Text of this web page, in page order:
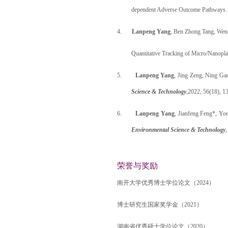
dependent Adverse Outcome Pathways.
4. Lanpeng Yang, Ben Zhong Tang,
Quantitative Tracking of Micro/
5. Lanpeng Yang, Jing Zeng, Ning
Science & Technology,2022, 56(18),
6. Lanpeng Yang, Jianfeng Feng*,
Environmental Science & Technology,
荣誉与奖励
南开大学优秀博士学位论文（2024）
博士研究生国家奖学金（2021 ）